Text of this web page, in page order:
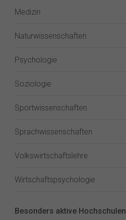
Medizin
Naturwissenschaften
Psychologie
Soziologie
Sportwissenschaften
Sprachwissenschaften
Volkswirtschaftslehre
Wirtschaftspsychologie
Besonders aktive Hochschulen